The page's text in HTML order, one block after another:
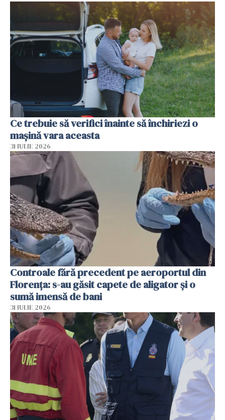
Ce trebuie să verifici înainte să închiriezi o
mașină vara aceasta
31 IULIE 2026
Controale fără precedent pe aeroportul din
Florența: s-au găsit capete de aligator și o
sumă imensă de bani
31 IULIE 2026